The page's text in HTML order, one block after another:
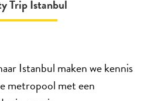
Trip Istanbul
Istanbul maken we kennis
metropool met een